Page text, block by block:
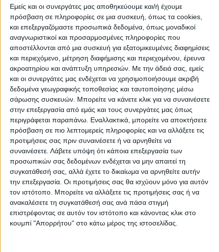
Εμείς και οι συνεργάτες μας αποθηκεύουμε και/ή έχουμε
πρόσβαση σε πληροφορίες σε μια συσκευή, όπως τα cookies,
και επεξεργαζόμαστε προσωπικά δεδομένα, όπως μοναδικοί
αναγνωριστικοί και προσαρμοσμένες πληροφορίες που
αποστέλλονται από μια συσκευή για εξατομικευμένες διαφημίσεις
και περιεχόμενο, μέτρηση διαφήμισης και περιεχομένου, έρευνα
ακροατηρίου και ανάπτυξη υπηρεσιών. Με την άδειά σας, εμείς
και οι συνεργάτες μας ενδέχεται να χρησιμοποιήσουμε ακριβή
δεδομένα γεωγραφικής τοποθεσίας και ταυτοποίησης μέσω
σάρωσης συσκευών. Μπορείτε να κάνετε κλικ για να συναινέσετε
στην επεξεργασία από εμάς και τους συνεργάτες μας όπως
περιγράφεται παραπάνω. Εναλλακτικά, μπορείτε να αποκτήσετε
πρόσβαση σε πιο λεπτομερείς πληροφορίες και να αλλάξετε τις
προτιμήσεις σας πριν συναινέσετε ή να αρνηθείτε να
συναινέσετε. Λάβετε υπόψη ότι κάποια επεξεργασία των
προσωπικών σας δεδομένων ενδέχεται να μην απαιτεί τη
συγκατάθεσή σας, αλλά έχετε το δικαίωμα να αρνηθείτε αυτήν
την επεξεργασία. Οι προτιμήσεις σας θα ισχύουν μόνο για αυτόν
τον ιστότοπο. Μπορείτε να αλλάξετε τις προτιμήσεις σας ή να
ανακαλέσετε τη συγκατάθεσή σας ανά πάσα στιγμή
επιστρέφοντας σε αυτόν τον ιστότοπο και κάνοντας κλικ στο
κουμπί "Απορρήτου" στο κάτω μέρος της ιστοσελίδας.
(video)
ΝΕΟΣ ΑΓΩΝ
https://neosagon.gr
Η Αρχαιότερη Καθημερινή Πρωινή Εφημερίδα της Καρδίτσας
ΠΑΡΟΜΟΙΑ ΑΡΘΡΑ